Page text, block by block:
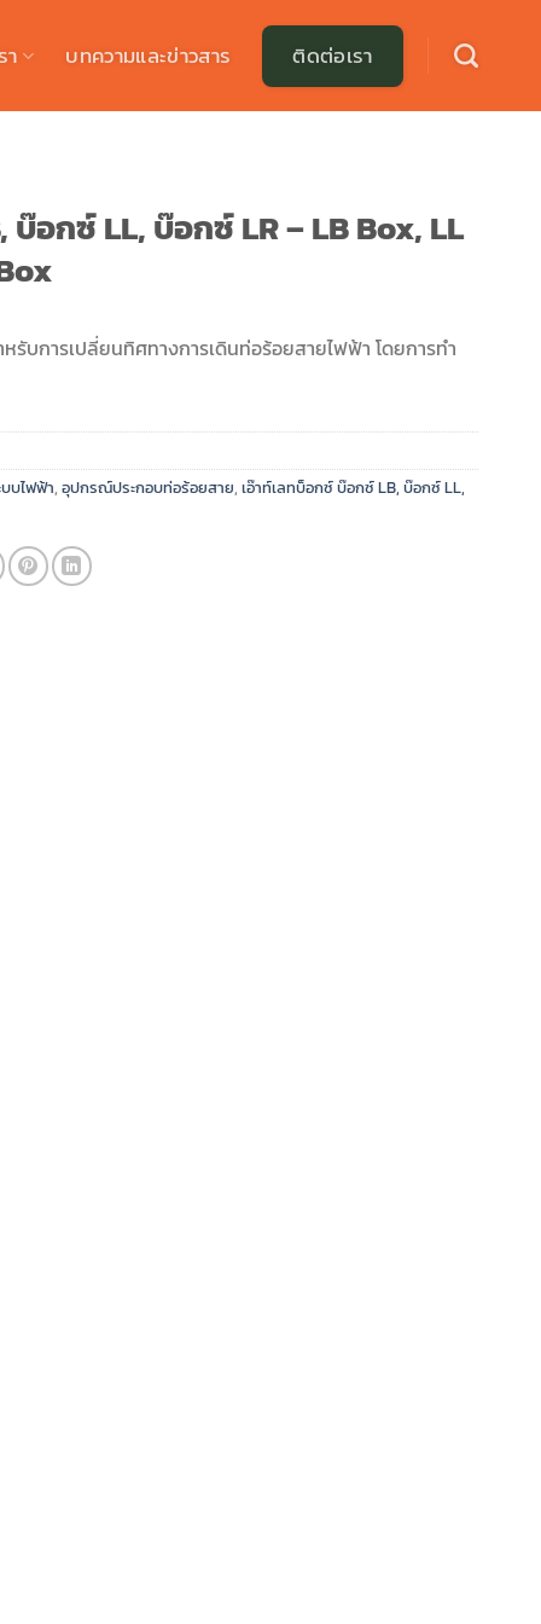
า บทความและข่าวสาร ติดต่อเรา
บ๊อกซ์ LL, บ๊อกซ์ LR – LB Box, LL
รับการเปลี่ยนทิศทางการเดินท่อร้อยสายไฟฟ้า โดยการทำ
บไฟฟ้า, อุปกรณ์ประกอบท่อร้อยสาย, เอ๊าท์เลทบ็อกซ์ บ๊อกซ์ LB, บ๊อกซ์ LL,